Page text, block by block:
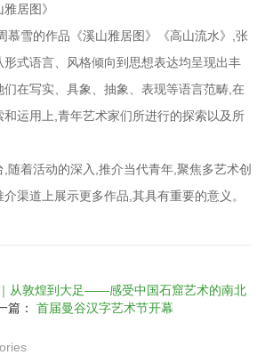
居图》
慕雪的作品《溪山雅居图》《高山流水》,张
式语言、风格倾向到思想表达均呈现出丰
在写实、具象、抽象、表现等语言范畴,在
运用上,青年艺术家们所进行的探索以及所
随着活动的深入,推介当代青年,聚焦多艺术创
渠道上展示更多作品,其具有重要的意义。
从敦煌到大足——感受中国石窟艺术的南北
篇： 首届曼谷汉字艺术节开幕